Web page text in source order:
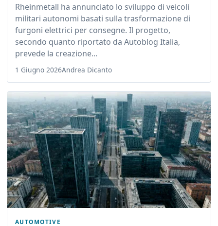
Rheinmetall ha annunciato lo sviluppo di veicoli
militari autonomi basati sulla trasformazione di
furgoni elettrici per consegne. Il progetto,
secondo quanto riportato da Autoblog Italia,
prevede la creazione...
1 Giugno 2026Andrea Dicanto
AUTOMOTIVE